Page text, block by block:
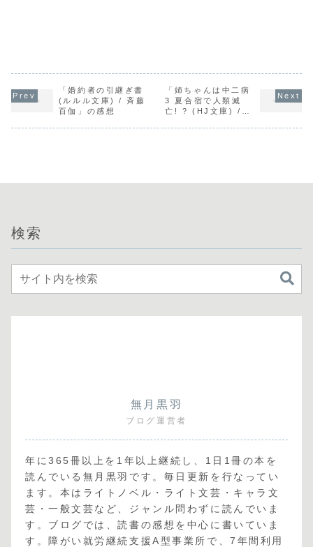
「婚約者の引継ぎ書
(ルルル文庫) / 斉藤
百伽」の感想
「姉ちゃんは中二病
3 夏合宿で人類滅
亡! ? (HJ文庫) /
検索
無月黒羽
ブログ運営者
年に365冊以上を1年以上継続し、1日1冊の本を
読んでいる無月黒羽です。毎日更新を行なってい
ます。本はライトノベル・ライト文芸・キャラ文
芸・一般文芸など、ジャンル問わずに読んでいま
す。ブログでは、読書の感想を中心に書いていま
す。障がい就労継続支援A型事業所で、7年間利用